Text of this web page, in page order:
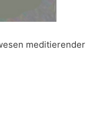
meditierender